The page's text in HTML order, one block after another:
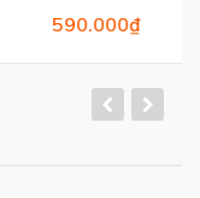
590.000₫